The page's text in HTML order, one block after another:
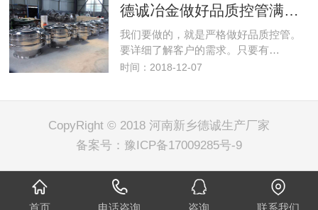
我们要做的，就是严格做好品质控管。
要详细了解客户的需求。只要有…
时间：2018-12-07
CopyRight © 2018 河南新乡德诚生产厂家
备案号： 豫ICP备17009285号-9
首页 电话咨询 咨询 联系我们